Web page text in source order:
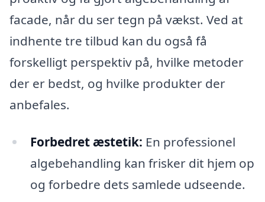
facade, når du ser tegn på vækst. Ved at
indhente tre tilbud kan du også få
forskelligt perspektiv på, hvilke metoder
der er bedst, og hvilke produkter der
anbefales.
Forbedret æstetik: En professionel
algebehandling kan frisker dit hjem op
og forbedre dets samlede udseende.